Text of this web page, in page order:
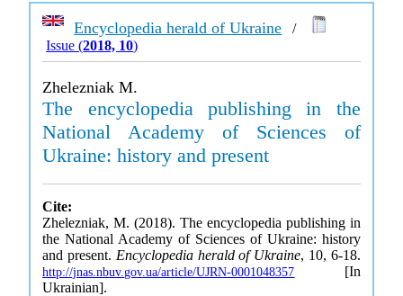
Encyclopedia herald of Ukraine /
Issue (2018, 10)
Zhelezniak M.
The encyclopedia publishing in the
National Academy of Sciences of
Ukraine: history and present
Cite:
Zhelezniak, M. (2018). The encyclopedia publishing in
the National Academy of Sciences of Ukraine: history
and present. Encyclopedia herald of Ukraine, 10, 6-18.
http://jnas.nbuv.gov.ua/article/UJRN-0001048357 [In
Ukrainian].